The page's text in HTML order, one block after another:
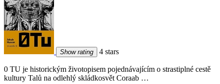
Show rating 4 stars
0 TU je historickým životopisem pojednávajícím o strastiplné cestě
kultury Talů na odlehlý skládkosvět Coraab …